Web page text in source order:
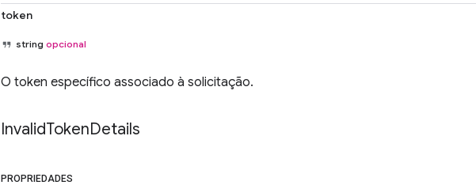
token
string opcional
O token específico associado à solicitação.
InvalidTokenDetails
PROPRIEDADES